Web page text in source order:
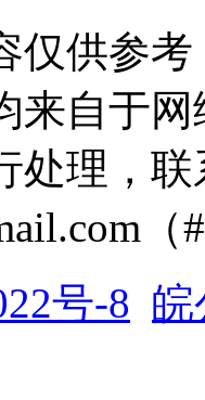
仅供参
来自于
处理，
（
号-8 皖